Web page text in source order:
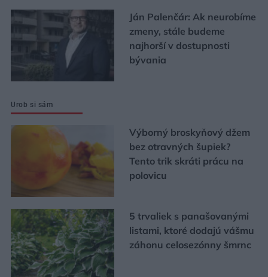
Ján Palenčár: Ak neurobíme
zmeny, stále budeme
najhorší v dostupnosti
bývania
Urob si sám
Výborný broskyňový džem
bez otravných šupiek?
Tento trik skráti prácu na
polovicu
5 trvaliek s panašovanými
listami, ktoré dodajú vášmu
záhonu celosezónny šmrnc